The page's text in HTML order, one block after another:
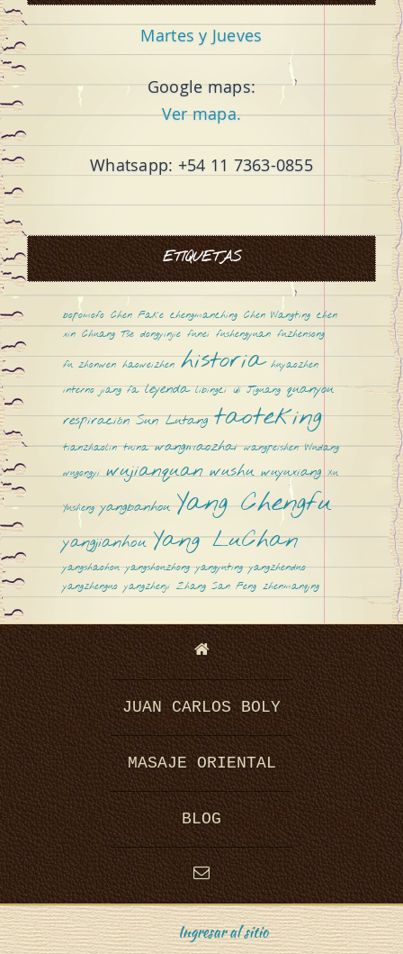
Martes y Jueves
Google maps:
Ver mapa.
Whatsapp: +54 11 7363-0855
ETIQUETAS
bopomofo Chen Fake chengmanching Chen Wangting chen
xin Chuang Tsé dongyinjie funei fushengyuan fuzhensong
fu zhonwen haoweizhen historia huyaozhen
interno jiang fa leyenda libingci Qi Jiguang quanyou
respiración Sun Lutang taoteking
tianzhaolin tuina wangmaozhai wangpeishen Wudang
wugongyi wujianquan wushu wuyuxiang Xu
Yusheng yangbanhou Yang Chengfu
yangjianhou Yang LuChan
yangshaohou yangshouzhong yangyuting yangzhenduo
yangzhenguo yangzhenji Zhang San Feng zhenmanqing
JUAN CARLOS BOLY
MASAJE ORIENTAL
BLOG
Ingresar al sitio